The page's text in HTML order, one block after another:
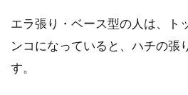
エラ張り・ベース型の人は、ト
ンコになっていると、ハチの張
す。